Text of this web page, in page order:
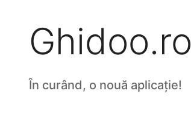
Ghidoo.ro
În curând, o nouă aplicație!